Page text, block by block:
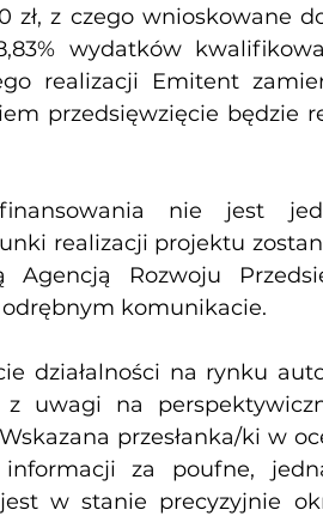
z czego wnioskowane
wydatków
realizacji Emitent
przedsięwzięcie będzie
nie jest
realizacji projektu
Rozwoju
komunikacie.
działalności na rynku
uwagi na
przesłanka/ki w
za poufne,
w stanie precyzyjnie